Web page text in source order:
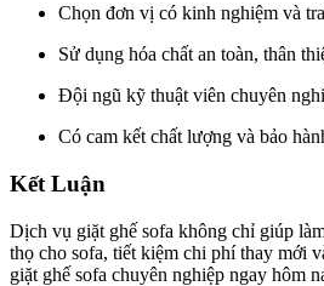
Chọn đơn vị có kinh nghiệm và
Sử dụng hóa chất an toàn, thân
Đội ngũ kỹ thuật viên chuyên
Có cam kết chất lượng và bảo
Kết Luận
Dịch vụ giặt ghế sofa không chỉ giúp
thọ cho sofa, tiết kiệm chi phí thay mới
giặt ghế sofa chuyên nghiệp ngay hôm